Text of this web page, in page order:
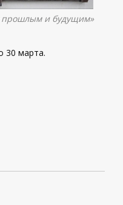
и будущим»
30 марта.